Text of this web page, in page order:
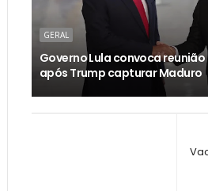
GERAL
Governo Lula convoca
após Trump capturar Maduro